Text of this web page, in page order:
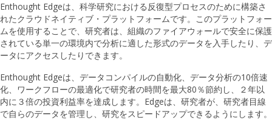
Enthought Edgeは、科学研究における反復型プロセスのために構築さ
れたクラウドネイティブ・プラットフォームです。このプラットフォー
ムを使用することで、研究者は、組織のファイアウォールで安全に保護
されている単一の環境内で分析に適した形式のデータを入手したり、デ
ータにアクセスしたりできます。
Enthought Edgeは、データコンパイルの自動化、データ分析の10倍速
化、ワークフローの最適化で研究者の時間を最大80％節約し、２年以
内に３倍の投資利益率を達成します。Edgeは、研究者が、研究者目線
で自らのデータを管理し、研究をスピードアップできるようにします。